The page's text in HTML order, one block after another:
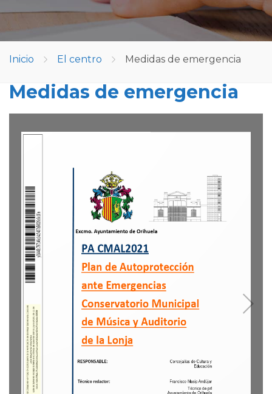
Inicio El centro Medidas de emergencia
Medidas de emergencia